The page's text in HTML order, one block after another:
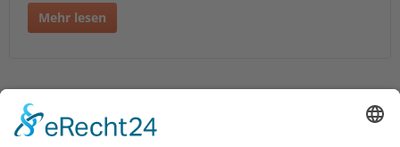
Mehr lesen
Service Hotline